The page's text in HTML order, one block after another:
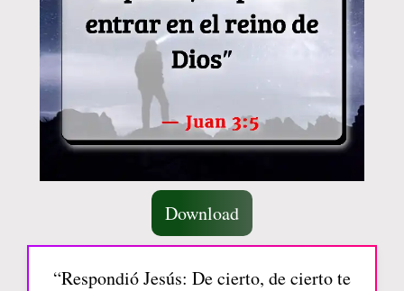
Download
“Respondió Jesús: De cierto, de cierto te